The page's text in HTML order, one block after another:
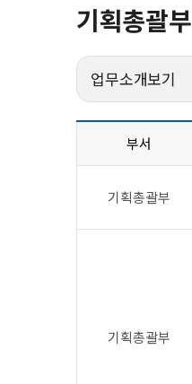
기획총괄부
업무소개보기
부서
기획총괄부
기획총괄부